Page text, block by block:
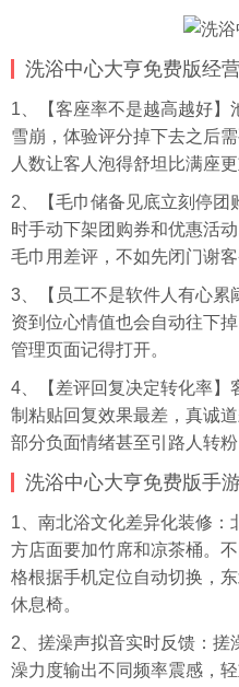
洗浴中心大亨免费版经
1、【客座率不是越高越好】
雪崩，体验评分掉下去之后
人数让客人泡得舒坦比满座更
2、【毛巾储备见底立刻停团
时手动下架团购券和优惠活
毛巾用差评，不如先闭门谢客
3、【员工不是软件人有心累
资到位心情值也会自动往下
管理页面记得打开。
4、【差评回复决定转化率】
制粘贴回复效果最差，真诚
部分负面情绪甚至引路人转粉
洗浴中心大亨免费版手
1、南北浴文化差异化装修：
方店面要加竹席和凉茶桶。
格根据手机定位自动切换，
休息椅。
2、搓澡声拟音实时反馈：搓
澡力度输出不同频率震感，